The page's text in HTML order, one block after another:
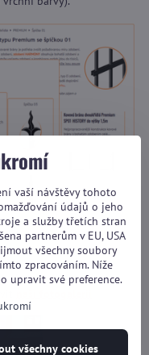
vaší návštěvy tohoto
údajů o jeho
a služby třetích stran
partnerům v EU, USA
všechny soubory
zpracováním. Níže
upravit své preference.
všechny cookies